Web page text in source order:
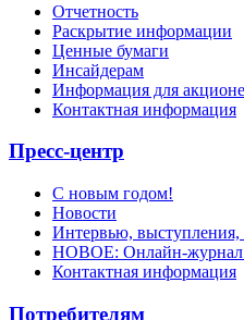
Отчетность
Раскрытие информации
Ценные бумаги
Инсайдерам
Информация для
Контактная информация
Пресс-центр
С новым годом!
Новости
Интервью, выступления,
НОВОЕ: Онлайн-журнал
Контактная информация
Потребителям